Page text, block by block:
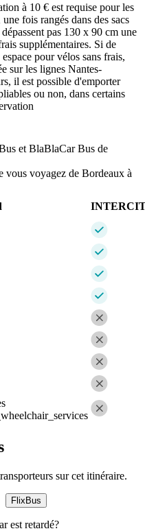
à 10 € est requise pour les
fois rangés dans des sacs
pas 130 x 90 cm une
supplémentaires. Si de
pour vélos sans frais,
sur les lignes Nantes-
il est possible d'emporter
ou non, dans certains
et BlaBlaCar Bus de
vous voyagez de Bordeaux à
sur cet itinéraire.
FlixBus
est retardé?